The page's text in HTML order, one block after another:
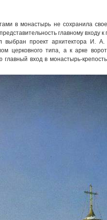
в монастырь не сохранила
главному входу
выбран проект архитектора И.
церковного типа, а к арке
вход в монастырь-